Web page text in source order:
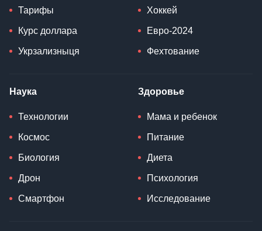
Тарифы
Курс доллара
Укрзализныця
Хоккей
Евро-2024
Фехтование
Наука
Технологии
Космос
Биология
Дрон
Смартфон
Здоровье
Мама и ребенок
Питание
Диета
Психология
Исследование